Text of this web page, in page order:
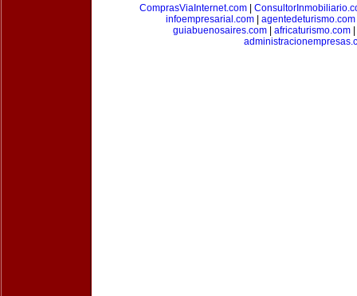
ComprasViaInternet.com
infoempresarial.com
agentedeturismo.com
guiabuenosaires.com
africaturismo.com